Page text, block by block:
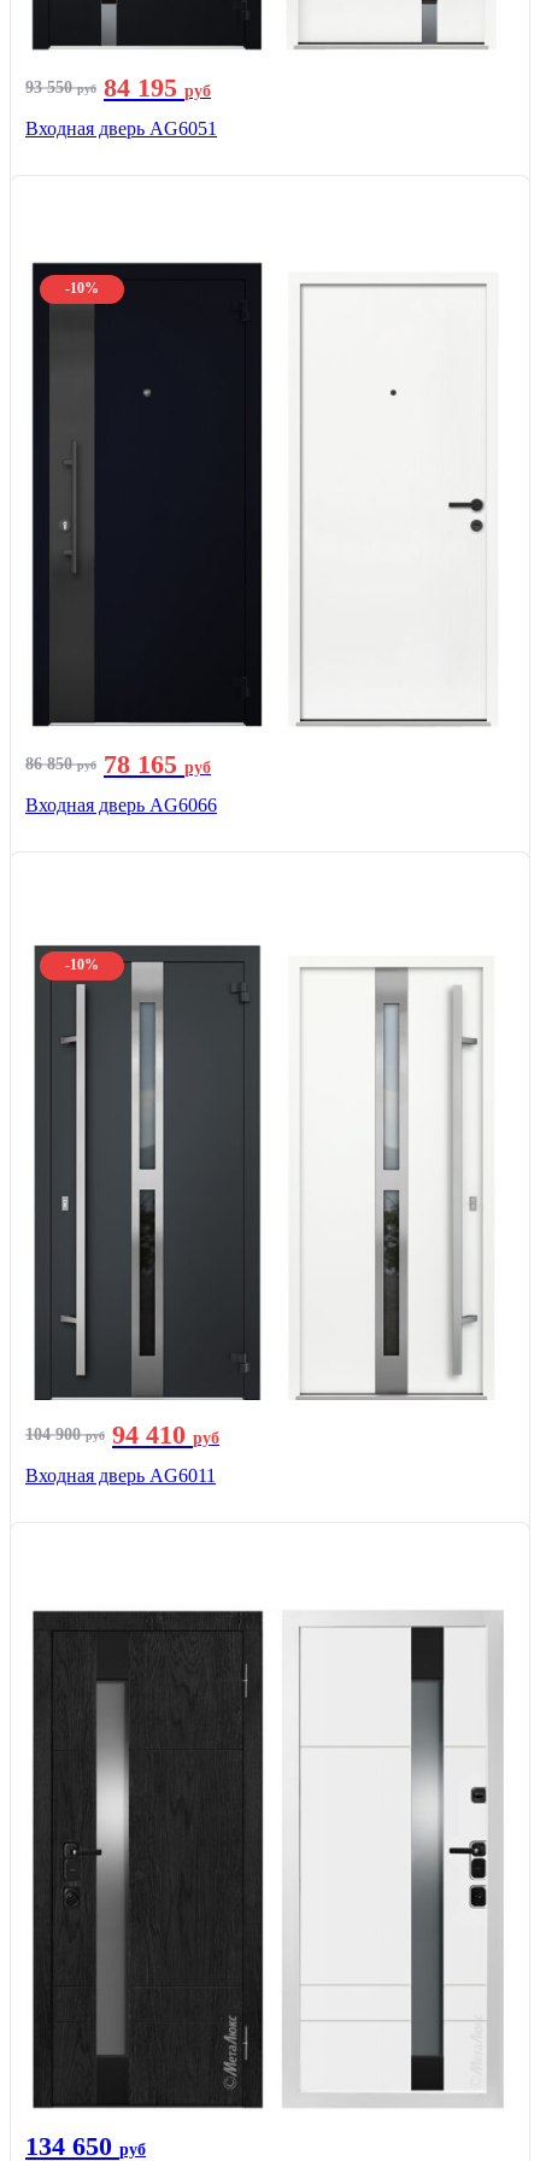
93 550руб 84 195 руб
Входная дверь AG6051
-10%
86 850руб 78 165 руб
Входная дверь AG6066
-10%
104 900руб 94 410 руб
Входная дверь AG6011
134 650 руб